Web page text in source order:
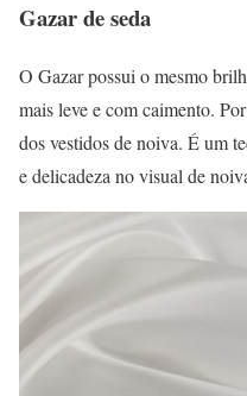
Gazar de seda
O Gazar possui o mesmo
mais leve e com caimento.
dos vestidos de noiva. É um
e delicadeza no visual de